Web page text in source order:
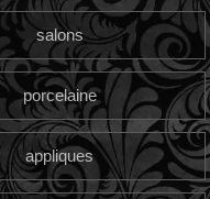
salons
porcelaine
appliques